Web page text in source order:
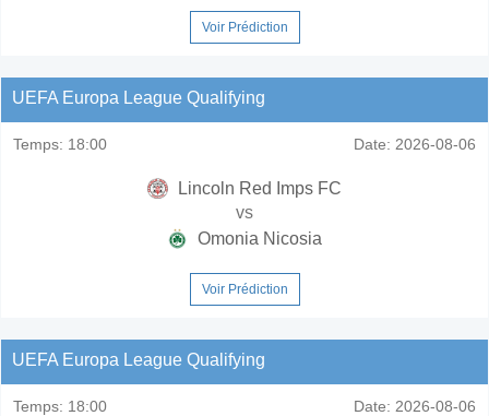
Voir Prédiction
UEFA Europa League Qualifying
Temps: 18:00 Date: 2026-08-06
Lincoln Red Imps FC
vs
Omonia Nicosia
Voir Prédiction
UEFA Europa League Qualifying
Temps: 18:00 Date: 2026-08-06